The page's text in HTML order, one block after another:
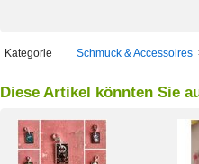
Kategorie Schmuck & Accessoires
Diese Artikel könnten Sie